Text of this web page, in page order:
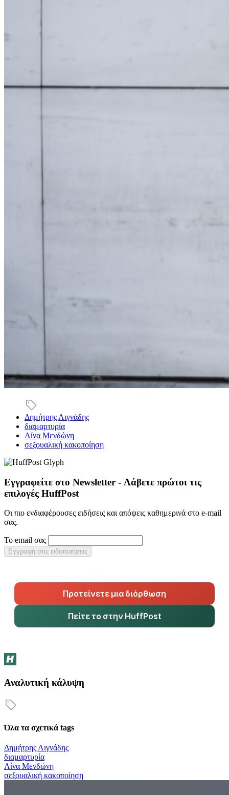
Δημήτρης Λιγνάδης
διαμαρτυρία
Λίνα Μενδώνη
σεξουαλική κακοποίηση
Εγγραφείτε στο Newsletter - Λάβετε πρώτοι τις
επιλογές HuffPost
Οι πιο ενδιαφέρουσες ειδήσεις και απόψεις καθημερινά στο e-mail
σας.
Το email σας
Εγγραφή στις ειδοποιήσεις
Προτείνετε μια διόρθωση
Πείτε το στην HuffPost
Αναλυτική κάλυψη
Όλα τα σχετικά tags
Δημήτρης Λιγνάδης
διαμαρτυρία
Λίνα Μενδώνη
σεξουαλική κακοποίηση